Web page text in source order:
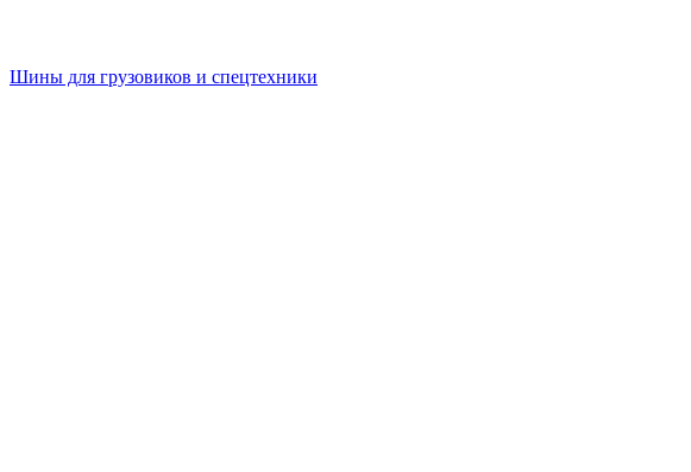
Шины для грузовиков и спецтехники